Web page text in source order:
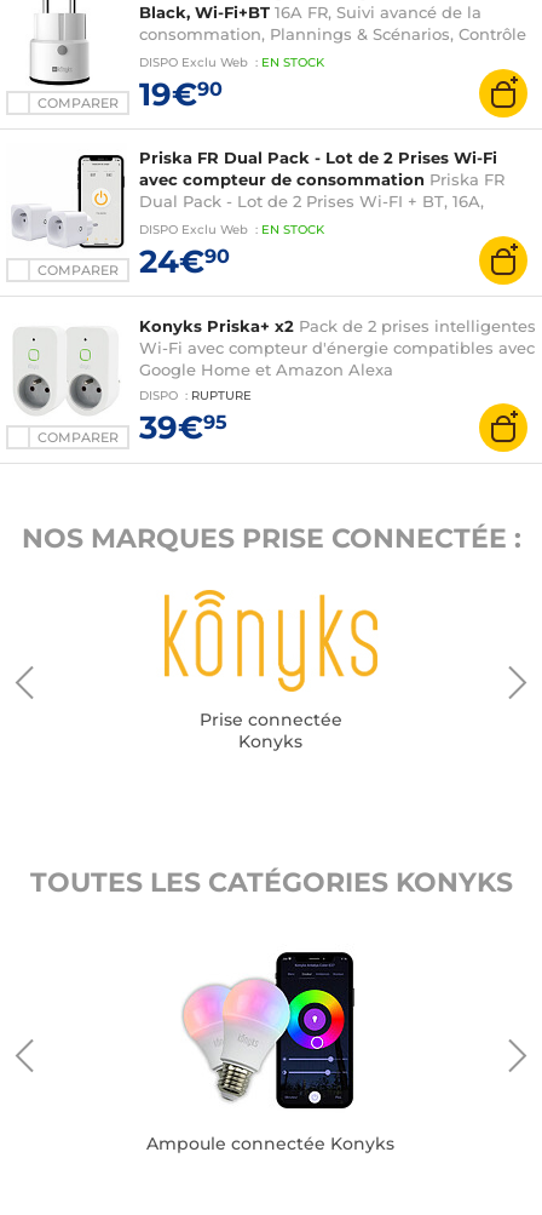
COMPARER
Black, Wi-Fi+BT 16A FR, Suivi avancé de la
consommation, Plannings & Scénarios, Contrôle
vocal Alexa, Google Home, compatible Tuya et
Smartlife
DISPO Exclu Web : EN STOCK
19€90
COMPARER
Priska FR Dual Pack - Lot de 2 Prises Wi-Fi
avec compteur de consommation Priska FR
Dual Pack - Lot de 2 Prises Wi-FI + BT, 16A,
compteur de consommation, programmes,
minuteries et scénarios compatible Alexa et
Google Home
DISPO Exclu Web : EN STOCK
24€90
COMPARER
Konyks Priska+ x2 Pack de 2 prises intelligentes
Wi-Fi avec compteur d'énergie compatibles avec
Google Home et Amazon Alexa
DISPO : RUPTURE
39€95
NOS MARQUES PRISE CONNECTÉE :
Prise connectée
Konyks
TOUTES LES CATÉGORIES KONYKS
Ampoule connectée Konyks